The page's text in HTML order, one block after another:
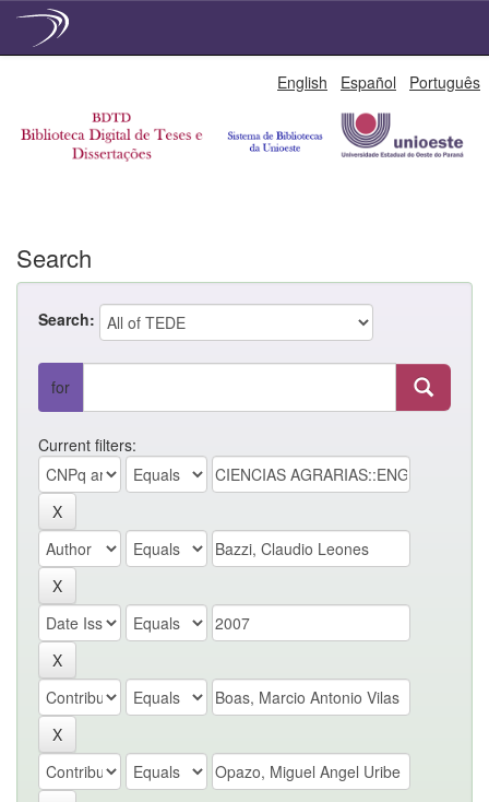
English Español Português
Search
Search:
for
Current filters: